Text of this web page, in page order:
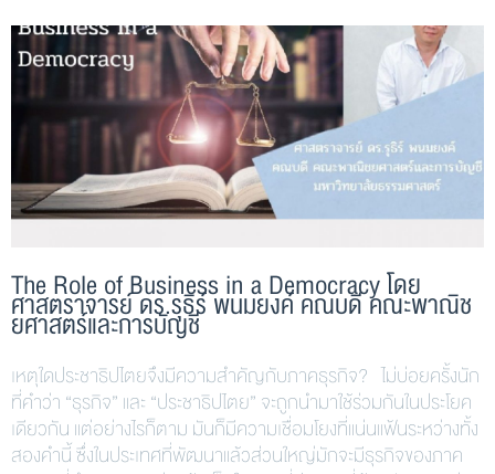
The Role of Business in a Democracy โดย
ศาสตราจารย์ ดร.รุธิร์ พนมยงค์ คณบดี คณะพาณิช
ยศาสตร์และการบัญชี
เหตุใดประชาธิปไตยจึงมีความสำคัญกับภาคธุรกิจ? ไม่บ่อยครั้งนัก
ที่คำว่า “ธุรกิจ” และ “ประชาธิปไตย” จะถูกนำมาใช้ร่วมกันในประโยค
เดียวกัน แต่อย่างไรก็ตาม มันก็มีความเชื่อมโยงที่แน่นแฟ้นระหว่างทั้ง
สองคำนี้ ซึ่งในประเทศที่พัฒนาแล้วส่วนใหญ่มักจะมีธุรกิจของภาค